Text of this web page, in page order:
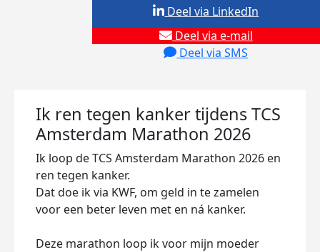
Deel via e-mail
Deel via SMS
Deel via LinkedIn
Ik ren tegen kanker tijdens TCS
Amsterdam Marathon 2026
Ik loop de TCS Amsterdam Marathon 2026 en
ren tegen kanker.
Dat doe ik via KWF, om geld in te zamelen
voor een beter leven met en ná kanker.
Deze marathon loop ik voor mijn moeder